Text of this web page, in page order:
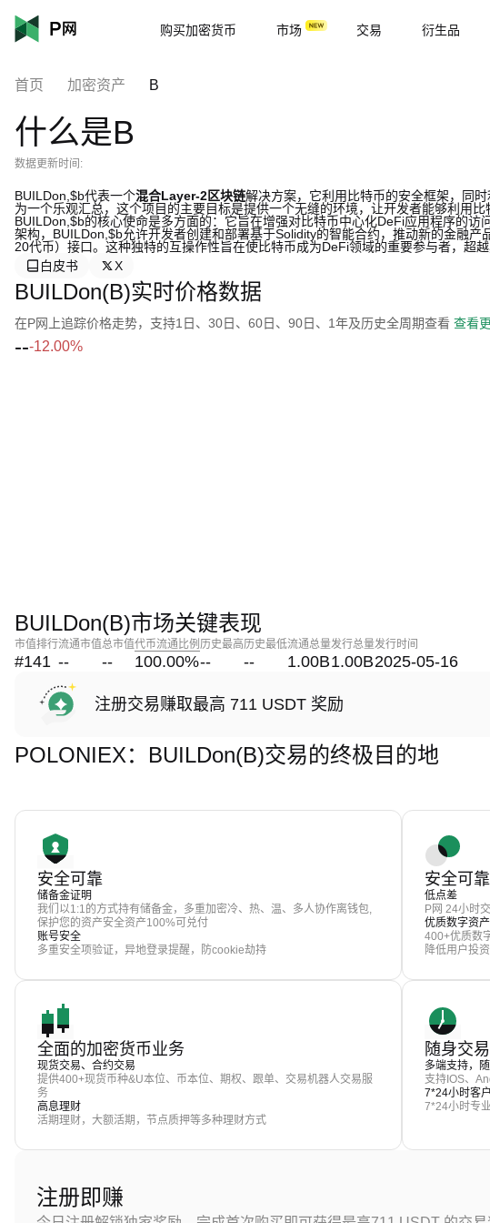
购买加密货币 市场 交易 衍生品
首页 加密资产 B
什么是B
数据更新时间:
BUILDon,$b代表一个混合Layer-2区块链解决方案，它利用比特币的安全框架，同
为一个乐观汇总，这个项目的主要目标是提供一个无缝的环境，让开发者能够利用比
BUILDon,$b的核心使命是多方面的：它旨在增强对比特币中心化DeFi应用程序的
架构，BUILDon,$b允许开发者创建和部署基于Solidity的智能合约，推动新的金融
20代币）接口。这种独特的互操作性旨在使比特币成为DeFi领域的重要参与者，超
白皮书
X
BUILDon(B)实时价格数据
在P网上追踪价格走势，支持1日、30日、60日、90日、1年及历史全周期查看 查看
---12.00%
BUILDon(B)市场关键表现
市值排行
#141
流通市值
--
总市值
--
代币流通比例
100.00%
历史最高
--
历史最低
--
流通总量
1.00B
发行总量
1.00B
发行时间
2025-05-16
注册交易赚取最高 711 USDT 奖励
POLONIEX：BUILDon(B)交易的终极目的地
安全可靠
储备金证明
我们以1:1的方式持有储备金，多重加密冷、热、温、多人协作离钱包,
保护您的资产安全资产100%可兑付
账号安全
多重安全项验证，异地登录提醒，防cookie劫持
安全可
低点差
P网 24小时
优质数字资产
400+优质数
降低用户投
全面的加密货币业务
现货交易、合约交易
提供400+现货币种&U本位、币本位、期权、跟单、交易机器人交易服
务
高息理财
活期理财，大额活期，节点质押等多种理财方式
随身交
多端支持，
支持IOS、
7*24小时客
7*24小时专
注册即赚